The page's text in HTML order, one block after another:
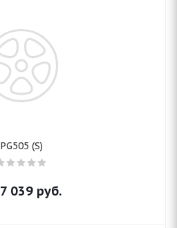
PG505 (S)
7 039 руб.